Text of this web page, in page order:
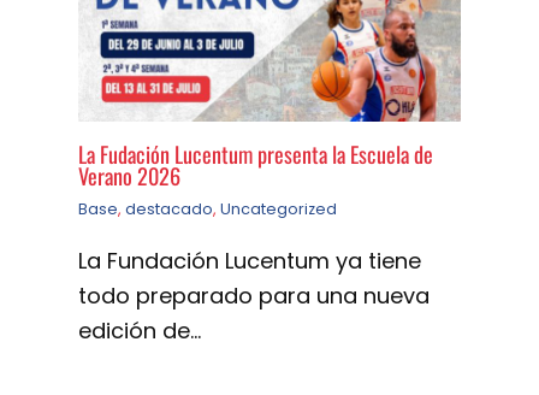
La Fudación Lucentum presenta la Escuela de
Verano 2026
Base, destacado, Uncategorized
La Fundación Lucentum ya tiene
todo preparado para una nueva
edición de…